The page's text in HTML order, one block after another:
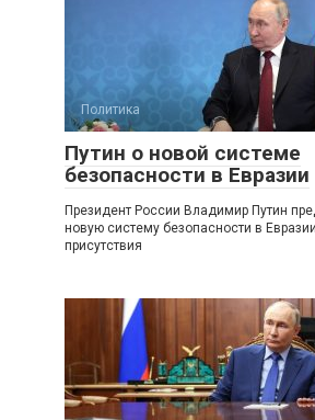
Политика
Путин о новой системе
безопасности в Евразии
Президент России Владимир Путин
новую систему безопасности в
присутствия